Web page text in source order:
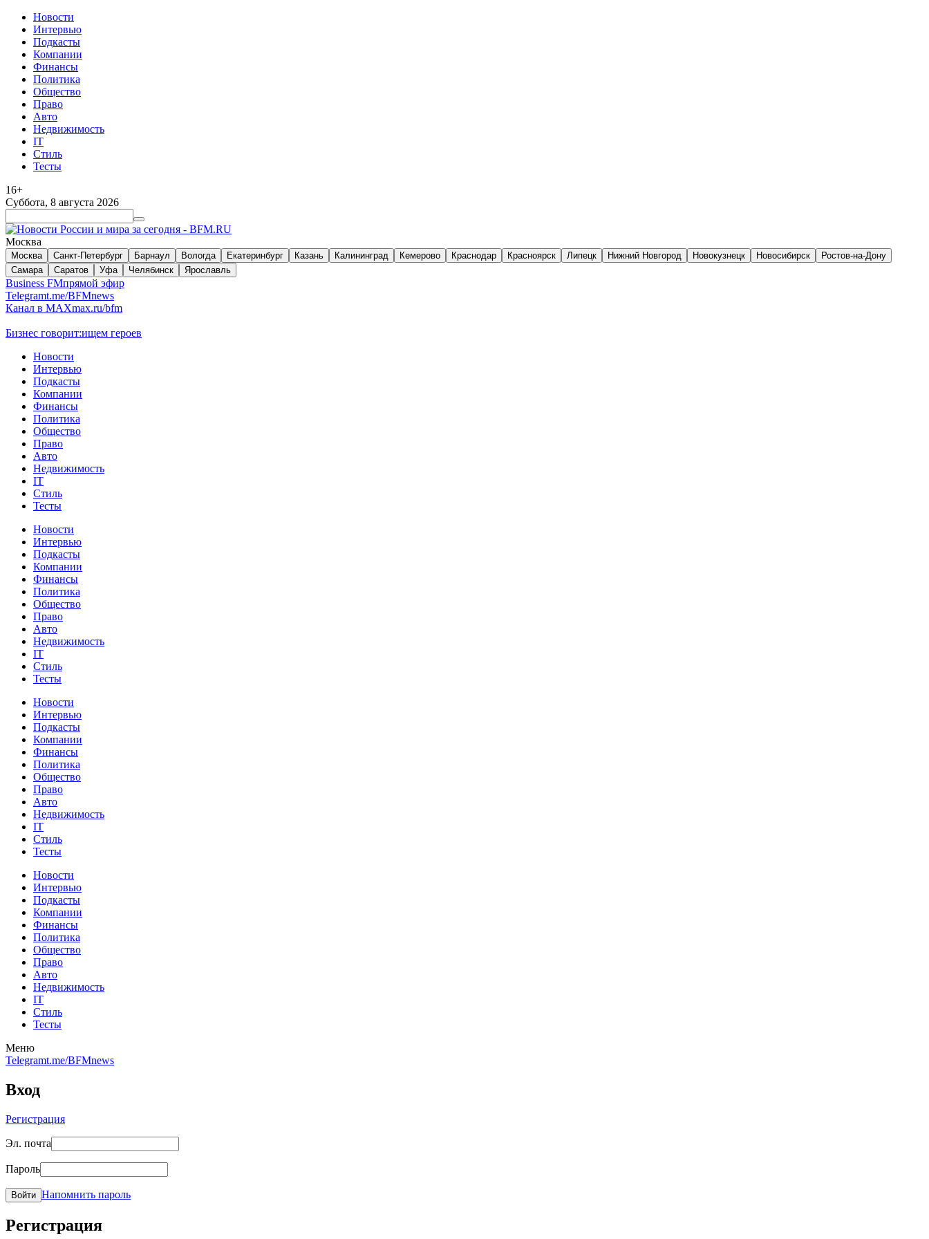
Новости
Интервью
Подкасты
Компании
Финансы
Политика
Общество
Право
Авто
Недвижимость
IT
Стиль
Тесты
16+
Суббота, 8 августа 2026
Москва
Москва Санкт-Петербург Барнаул Вологда Екатеринбург Казань Калининград Кемерово Краснодар Красноярск Липецк Нижний Новгород Новокузнецк Новосибирск
Ростов-на-Дону
Самара
Саратов Уфа Челябинск Ярославль
Business FMпрямой эфир
Telegramt.me/BFMnews
Канал в MAXmax.ru/bfm
Бизнес говорит:ищем героев
Новости
Интервью
Подкасты
Компании
Финансы
Политика
Общество
Право
Авто
Недвижимость
IT
Стиль
Тесты
Новости
Интервью
Подкасты
Компании
Финансы
Политика
Общество
Право
Авто
Недвижимость
IT
Стиль
Тесты
Новости
Интервью
Подкасты
Компании
Финансы
Политика
Общество
Право
Авто
Недвижимость
IT
Стиль
Тесты
Новости
Интервью
Подкасты
Компании
Финансы
Политика
Общество
Право
Авто
Недвижимость
IT
Стиль
Тесты
Меню
Telegramt.me/BFMnews
Вход
Регистрация
Эл. почта
Пароль
Войти Напомнить пароль
Регистрация